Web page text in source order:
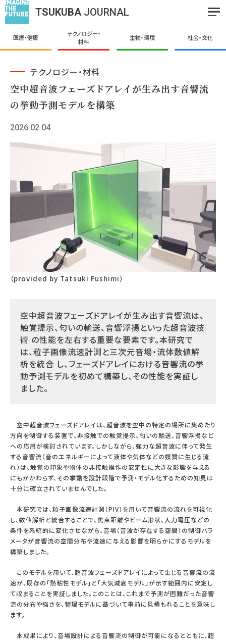
TSUKUBA JOURNAL
医療・健康
テクノロジー・
材料
生物・環境 社会・文化
テクノロジー・材料
空中超⾳波フェーズドアレイが⽣み出す⾳響流
の挙動予測モデルを構築
2026.02.04
（provided by Tatsuki Fushimi）
空中超⾳波フェーズドアレイが⽣み出す⾳響流は、
触覚提⽰、匂いの輸送、⾳響浮揚といった超⾳波技
術 の性能を左右する重要な要素です。本研究で
は、粒⼦画像流速計測と三次元⾳場・流体数値解
析を統合 し、フェーズドアレイにおける⾳響流の挙
動予測モデルを初めて構築し、その性能を実証し
ました。
空中超⾳波フェーズドアレイは、超⾳波を空中の特定の場所に集めたり
⽅向を制御する装置で、⾮接触での触覚提⽰、匂いの輸送、⾳響浮揚など
への応⽤が検討されています。しかしながら、強⼒な超⾳波に伴って発⽣
する⾳響流（⾳のエネルギーによって液体や気体などの媒質に⽣じる流
れ）は、触覚の印象や物体の⾮接触操作の安定性に⼤きな影響を与える
にもかかわらず、その挙動を設計段階で予測・モデル化するための知⾒は
⼗分に確⽴されていませんでした。
本研究では、粒⼦画像流速計測（PIV）を⽤いて⾳響流の流れを可視化
し、数値解析と統合することで、焦点距離やビーム形状、⼊⼒電圧などの
条件を系統的に変化させながら、⾳場（⾳波が存在する空間）の制御パラ
メータが⾳響流の空間分布や流速に与える影響を明らかにするモデルを
構築しました。
このモデルを⽤いて、超⾳波フェーズドアレイによって⽣じる⾳響流の流
速が、既存の「熱粘性モデル」と「⼤気減衰モデル」が⽰す範囲内に安定し
て収まることを実証しました。このことは、これまで予測が困難だった⾳響
流の分布や強さを、物理モデルに基づいて事前に⾒積もれることを意味し
ます。
本成果により、⾳場設計による⾳響流の制御が可能になるとともに、超